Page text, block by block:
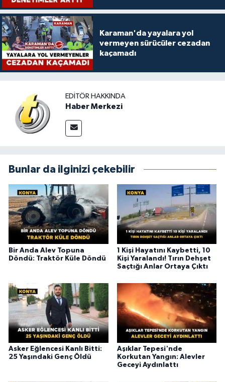
Karaman'da yayalara yol
vermeyen sürücüler cezadan
kaçamadı
EDITÖR HAKKINDA
Haber Merkezi
Bunlar da ilginizi çekebilir
Bir Anda Alev Topuna
Döndü: Traktör Küle Döndü
1 Kişi Hayatını Kaybetti, 10
Kişi Yaralandı! Tırın Dehşet
Saçtığı Anlar Ortaya Çıktı
Asker Eğlencesi Kanlı Bitti:
25 Yaşındaki Genç Öldü
Aşıklar Tepesi'nde
Korkutan Yangın: Alevler
Geceyi Aydınlattı